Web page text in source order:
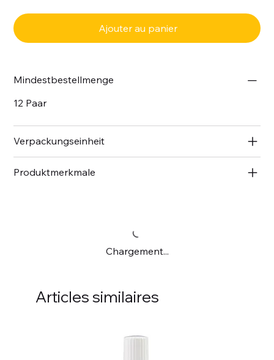
Ajouter au panier
Mindestbestellmenge
12 Paar
Verpackungseinheit
Produktmerkmale
Chargement...
Articles similaires